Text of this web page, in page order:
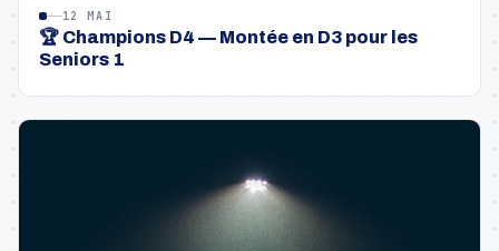
12 MAI
🏆 Champions D4 — Montée en D3 pour les
Seniors 1